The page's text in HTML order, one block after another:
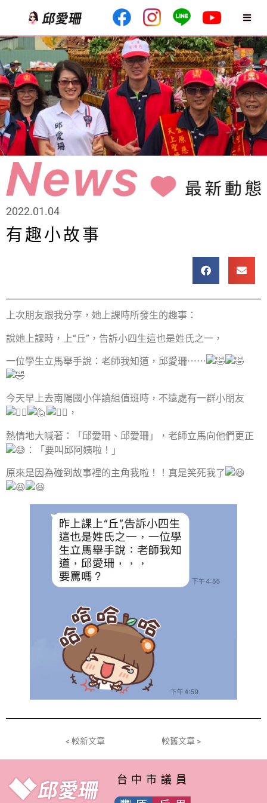
2022.01.04
有趣小故事
上次朋友跟我分享，她上課時所發生的趣事：
說她上課時，上“丘”，告訴小四生這也是姓氏之一，
一位學生立馬舉手說：老師我知道，邱愛珊⋯⋯
今天早上去南陽國小伴讀組值班時，不遠處有一群小朋友
，
熱情地大喊著：「邱愛珊、邱愛珊」，老師立馬向他們更正
：「要叫邱阿姨啦！」
原來是因為碰到故事裡的主角我啦！！真是笑死我了
< 較新文章 較舊文章 >
台中市議員